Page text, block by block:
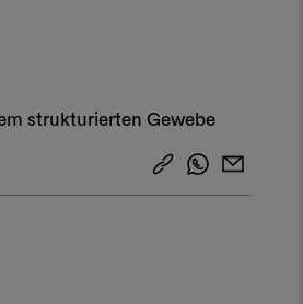
strukturierten Gewebe